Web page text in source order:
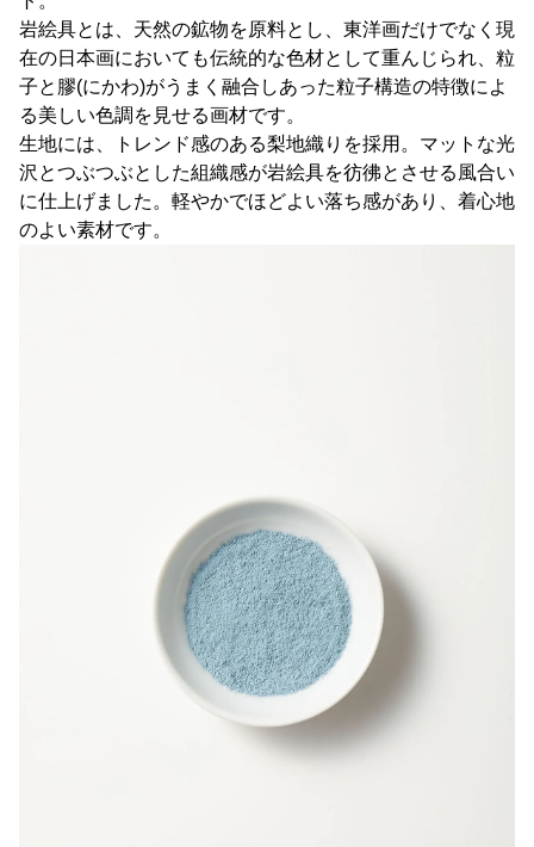
岩絵具とは、天然の鉱物を原料とし、東洋画だけでなく現
在の日本画においても伝統的な色材として重んじられ、粒
子と膠(にかわ)がうまく融合しあった粒子構造の特徴によ
る美しい色調を見せる画材です。
生地には、トレンド感のある梨地織りを採用。マットな光
沢とつぶつぶとした組織感が岩絵具を彷彿とさせる風合い
に仕上げました。軽やかでほどよい落ち感があり、着心地
のよい素材です。